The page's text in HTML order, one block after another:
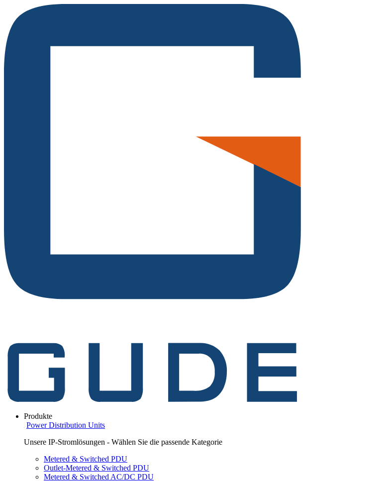
Produkte
Power Distribution Units
Unsere IP-Stromlösungen - Wählen Sie die passende Kategorie
Metered & Switched PDU
Outlet-Metered & Switched PDU
Metered & Switched AC/DC PDU